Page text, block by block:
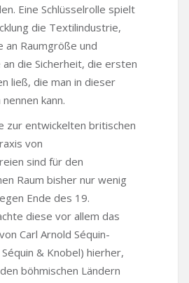
Eine Schlüsselrolle spielt
die Textilindustrie,
an Raumgröße und
die Sicherheit, die ersten
ließ, die man in dieser
kann.
zur entwickelten britischen
von
sind für den
Raum bisher nur wenig
Ende des 19.
diese vor allem das
Carl Arnold Séquin-
& Knobel) hierher,
böhmischen Ländern